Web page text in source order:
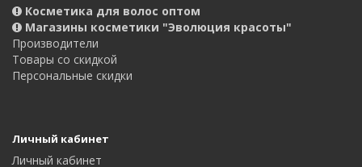
Косметика для волос оптом
Магазины косметики "Эволюция красоты"
Производители
Товары со скидкой
Персональные скидки
Личный кабинет
Личный кабинет